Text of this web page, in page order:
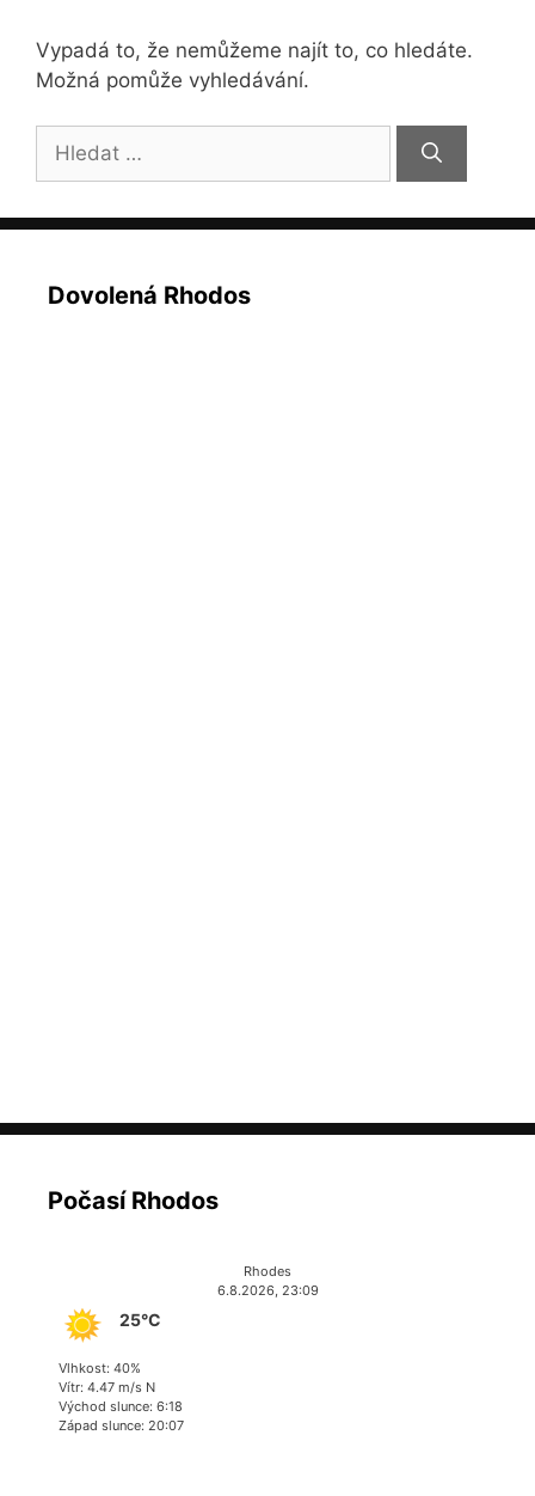
Vypadá to, že nemůžeme najít to, co hledáte.
Možná pomůže vyhledávání.
Hledat:
Dovolená Rhodos
Počasí Rhodos
Rhodes
6.8.2026, 23:09
25°C
Vlhkost: 40%
Vítr: 4.47 m/s N
Východ slunce: 6:18
Západ slunce: 20:07